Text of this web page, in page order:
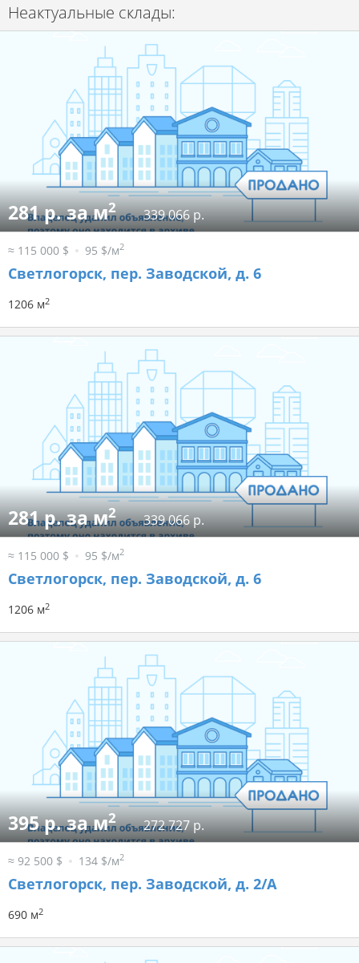
Неактуальные склады:
281 р. за м2 339 066 р.
≈ 115 000 $ 95 $/м2
Светлогорск, пер. Заводской, д. 6
1206 м2
281 р. за м2 339 066 р.
≈ 115 000 $ 95 $/м2
Светлогорск, пер. Заводской, д. 6
1206 м2
395 р. за м2 272 727 р.
≈ 92 500 $ 134 $/м2
Светлогорск, пер. Заводской, д. 2/А
690 м2